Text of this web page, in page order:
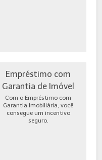
Empréstimo com
Garantia de Imóvel
Com o Empréstimo com
Garantia Imobiliária, você
consegue um incentivo
seguro.